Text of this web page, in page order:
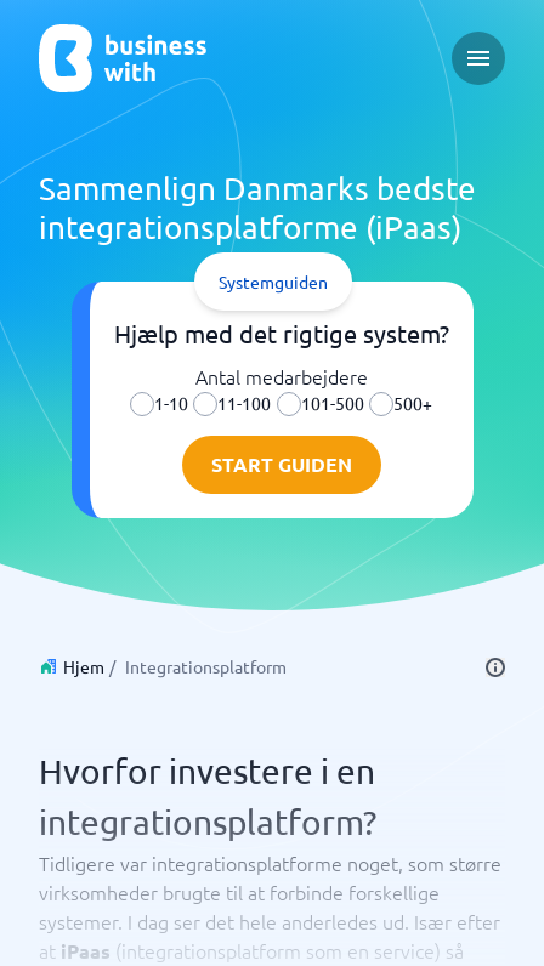
Open
Sammenlign Danmarks bedste
integrationsplatforme (iPaas)
Hjælp med det rigtige system?
Antal medarbejdere
1-10 11-100 101-500 500+
START GUIDEN
Systemguiden
Hjem / Integrationsplatform
Hvorfor investere i en
integrationsplatform?
Tidligere var integrationsplatforme noget, som større
virksomheder brugte til at forbinde forskellige
systemer. I dag ser det hele anderledes ud. Især efter
at iPaas (integrationsplatform som en service) så